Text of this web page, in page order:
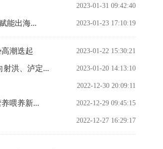
2023-01-31 09:42:40
能出海... 2023-01-23 17:10:19
潮迭起 2023-01-22 15:30:21
射洪、泸定... 2023-01-20 14:13:10
2022-12-30 20:09:11
喂养新... 2022-12-29 09:45:15
2022-12-27 16:29:17